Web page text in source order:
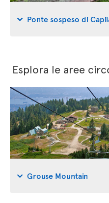
Ponte sospeso di
Esplora le aree
Grouse Mountain